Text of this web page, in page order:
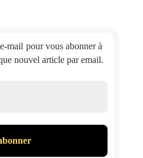
mail pour vous abonner à
nouvel article par email.